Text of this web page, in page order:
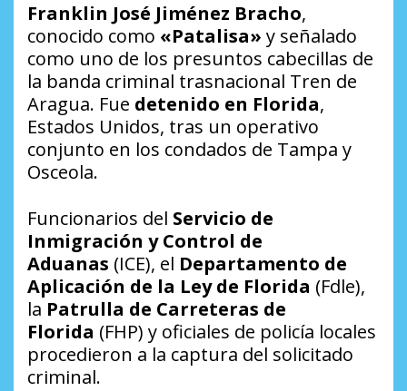
Franklin José Jiménez Bracho,
conocido como «Patalisa» y señalado
como uno de los presuntos cabecillas de
la banda criminal trasnacional Tren de
Aragua. Fue detenido en Florida,
Estados Unidos, tras un operativo
conjunto en los condados de Tampa y
Osceola.
Funcionarios del Servicio de
Inmigración y Control de
Aduanas (ICE), el Departamento de
Aplicación de la Ley de Florida (Fdle),
la Patrulla de Carreteras de
Florida (FHP) y oficiales de policía locales
procedieron a la captura del solicitado
criminal.